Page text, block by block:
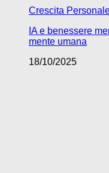
Crescita
IA e benessere
mente umana
18/10/2025